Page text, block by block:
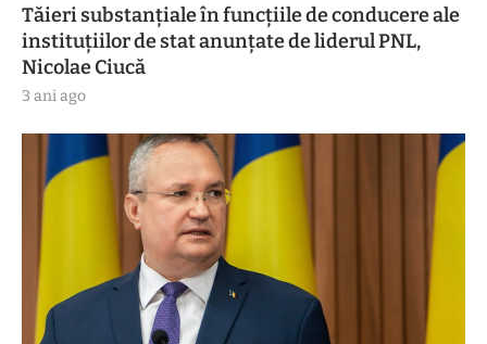
Tăieri substanțiale în funcțiile de conducere ale
instituțiilor de stat anunțate de liderul PNL,
Nicolae Ciucă
3 ani ago